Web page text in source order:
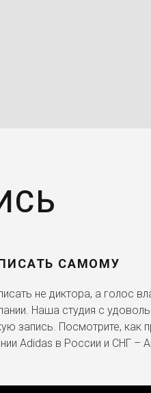
САМОМУ
не диктора, а голос
Наша студия с
запись. Посмотрите, как
Adidas в России и СНГ –